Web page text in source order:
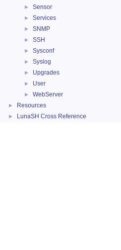
► Sensor
► Services
► SNMP
► SSH
► Sysconf
► Syslog
► Upgrades
► User
► WebServer
► Resources
► LunaSH Cross Reference